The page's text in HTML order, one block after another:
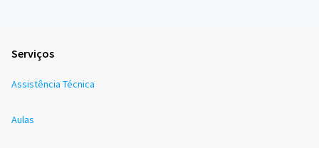
Serviços
Assistência Técnica
Aulas